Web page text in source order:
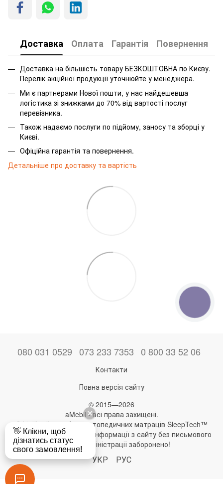
Доставка Оплата Гарантія Повернення
Доставка на більшість товару БЕЗКОШТОВНА по Києву.
Перелік акційної продукції уточнюйте у менеджера.
Ми є партнерами Нової пошти, у нас найдешевша
логістика зі знижками до 70% від вартості послуг
перевізника.
Також надаємо послуги по підйому, заносу та зборці у
Києві.
Офіційна гарантія та повернення.
Детальніше про доставку та вартість
080 031 0529 073 233 7353 0 800 33 52 06
Контакти
Повна версія сайту
© 2015—2026
aMebli - всі права захищені.
Офіційний виробник ортопедичних матраців SleepTech™
Будь-яке використання інформації з сайту без письмового
дозволу адміністрації заборонено!
УКР РУС